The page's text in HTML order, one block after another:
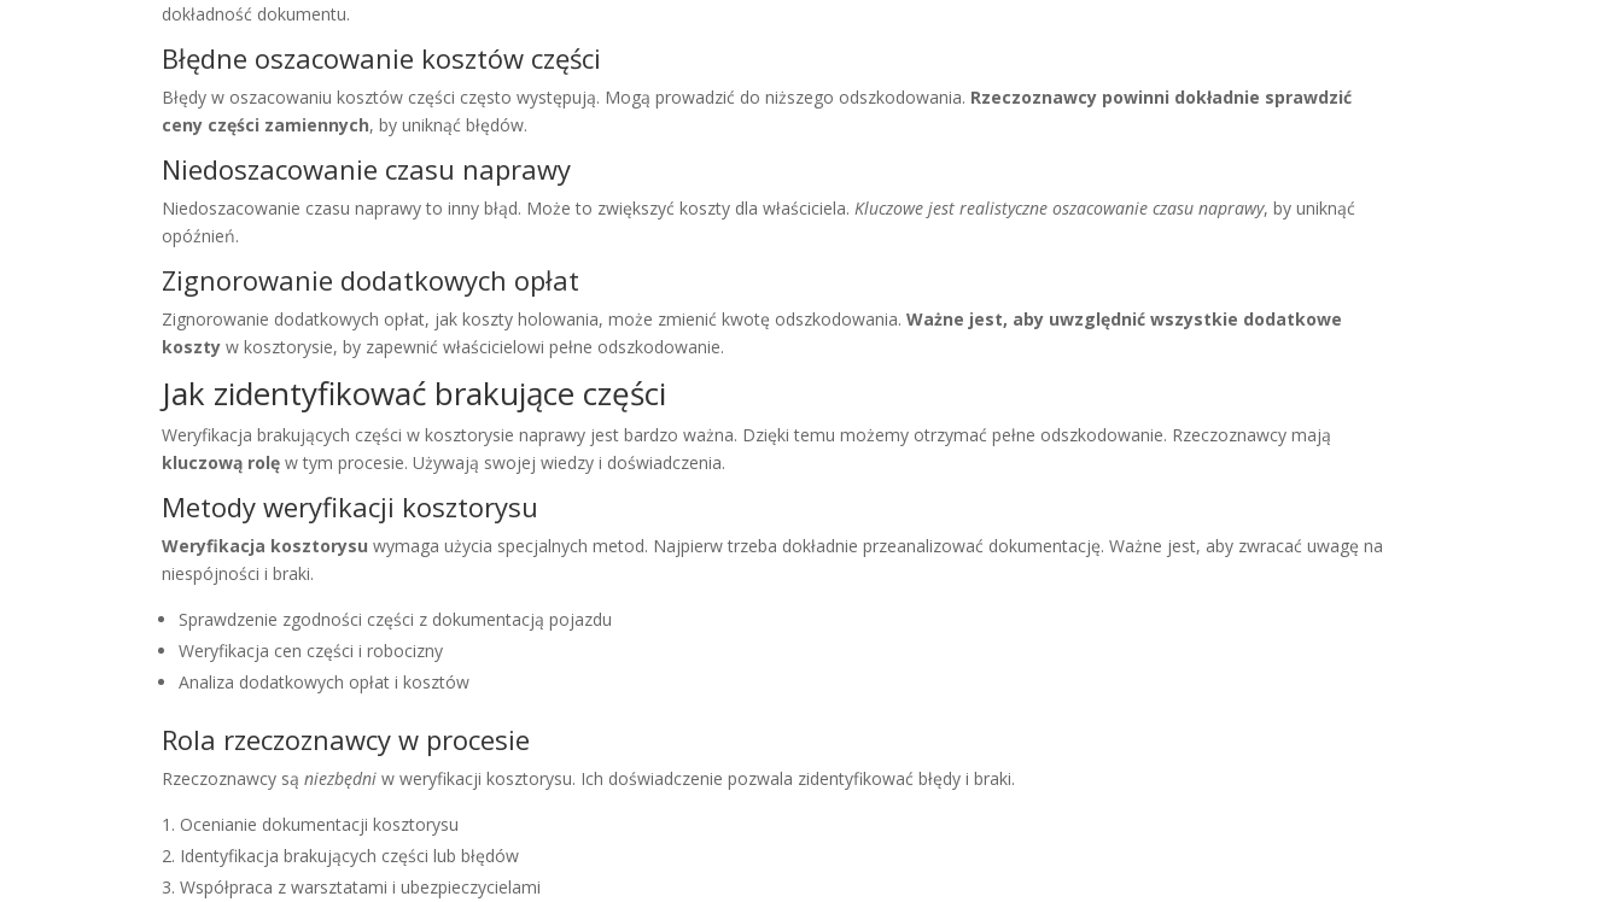
dokładność dokumentu.
Błędne oszacowanie kosztów części
Błędy w oszacowaniu kosztów części często występują. Mogą prowadzić do niższego odszkodowania. Rzeczoznawcy powinni dokładnie sprawdzić
ceny części zamiennych, by uniknąć błędów.
Niedoszacowanie czasu naprawy
Niedoszacowanie czasu naprawy to inny błąd. Może to zwiększyć koszty dla właściciela.Kluczowe jest realistyczne oszacowanie czasu naprawy, by uniknąć
opóźnień.
Zignorowanie dodatkowych opłat
Zignorowanie dodatkowych opłat, jak koszty holowania, może zmienić kwotę odszkodowania.Ważne jest, aby uwzględnić wszystkie dodatkowe
koszty w kosztorysie, by zapewnić właścicielowi pełne odszkodowanie.
Jak zidentyfikować brakujące części
Weryfikacja brakujących części w kosztorysie naprawy jest bardzo ważna. Dzięki temu możemy otrzymać pełne odszkodowanie. Rzeczoznawcy mają
kluczową rolę w tym procesie. Używają swojej wiedzy i doświadczenia.
Metody weryfikacji kosztorysu
Weryfikacja kosztorysu wymaga użycia specjalnych metod. Najpierw trzeba dokładnie przeanalizować dokumentację. Ważne jest, aby zwracać uwagę na
niespójności i braki.
Sprawdzenie zgodności części z dokumentacją pojazdu
Weryfikacja cen części i robocizny
Analiza dodatkowych opłat i kosztów
Rola rzeczoznawcy w procesie
Rzeczoznawcy sąniezbędni w weryfikacji kosztorysu. Ich doświadczenie pozwala zidentyfikować błędy i braki.
Ocenianie dokumentacji kosztorysu
Identyfikacja brakujących części lub błędów
Współpraca z warsztatami i ubezpieczycielami